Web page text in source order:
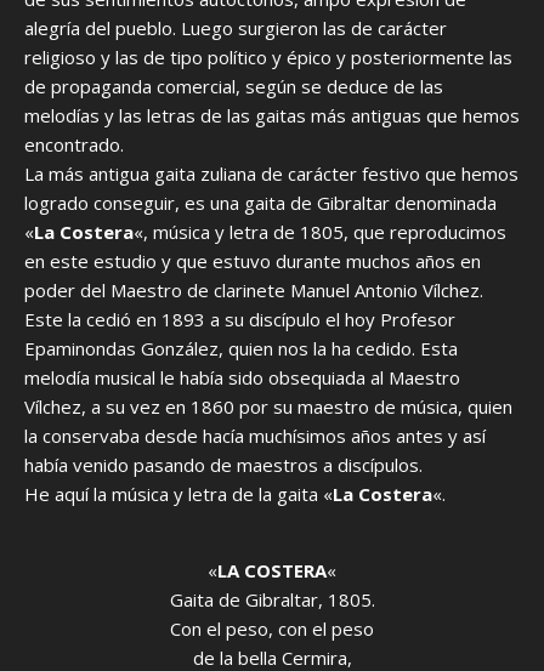
alegría del pueblo. Luego surgieron las de carácter
religioso y las de tipo político y épico y posteriormente las
de propaganda comercial, según se deduce de las
melodías y las letras de las gaitas más antiguas que hemos
encontrado.
La más antigua gaita zuliana de carácter festivo que hemos
logrado conseguir, es una gaita de Gibraltar denominada
«La Costera«, música y letra de 1805, que reproducimos
en este estudio y que estuvo durante muchos años en
poder del Maestro de clarinete Manuel Antonio Vílchez.
Este la cedió en 1893 a su discípulo el hoy Profesor
Epaminondas González, quien nos la ha cedido. Esta
melodía musical le había sido obsequiada al Maestro
Vílchez, a su vez en 1860 por su maestro de música, quien
la conservaba desde hacía muchísimos años antes y así
había venido pasando de maestros a discípulos.
He aquí la música y letra de la gaita «La Costera«.
«LA COSTERA«
Gaita de Gibraltar, 1805.
Con el peso, con el peso
de la bella Cermira,